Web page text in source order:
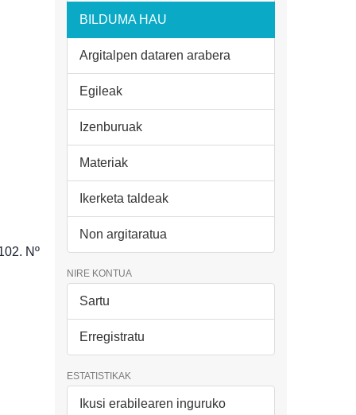
Nº
BILDUMA HAU
Argitalpen dataren arabera
Egileak
Izenburuak
Materiak
Ikerketa taldeak
Non argitaratua
NIRE KONTUA
Sartu
Erregistratu
ESTATISTIKAK
Ikusi erabilearen inguruko